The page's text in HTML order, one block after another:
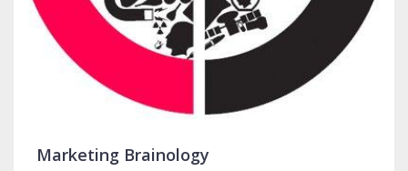
Marketing Brainology